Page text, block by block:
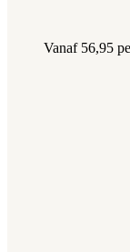
Vanaf 56,95